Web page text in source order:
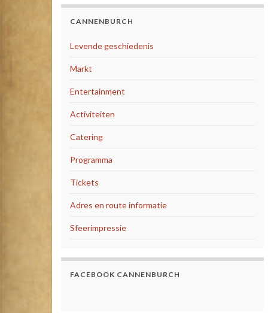
CANNENBURCH
Levende geschiedenis
Markt
Entertainment
Activiteiten
Catering
Programma
Tickets
Adres en route informatie
Sfeerimpressie
FACEBOOK CANNENBURCH